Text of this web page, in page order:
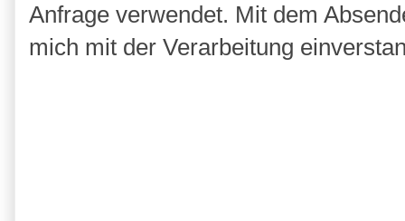
Anfrage verwendet. Mit dem
mich mit der Verarbeitung